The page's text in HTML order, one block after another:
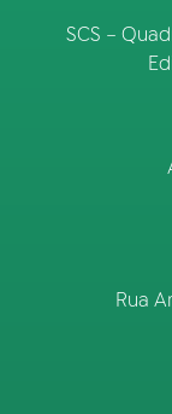
SCS –
Rua